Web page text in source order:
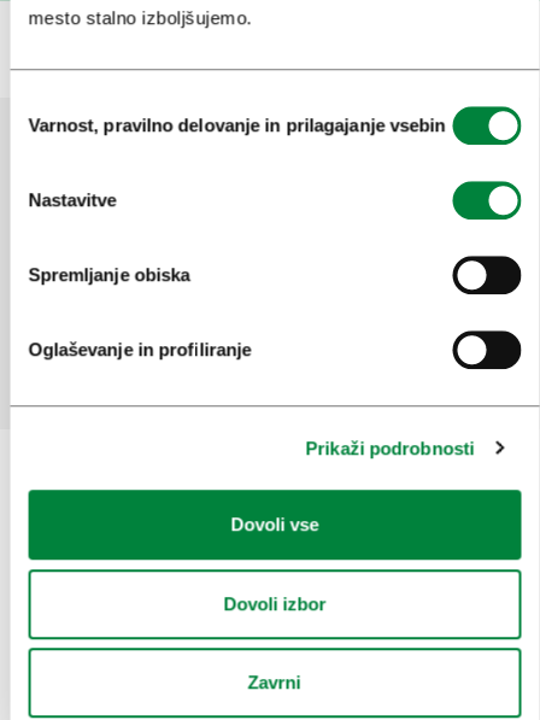
mesto stalno izboljšujemo.
soglasja
Varnost, pravilno delovanje in prilagajanje vsebin
Nastavitve
Spremljanje obiska
Oglaševanje in profiliranje
Prikaži podrobnosti
Dovoli vse
Dovoli izbor
Zavrni
Pomagajte nam izboljšati spletno
Ste našli informacije, ki ste jih iskali?
Da Ne
Prijavi se nae-novice
Ali nam sledi na: